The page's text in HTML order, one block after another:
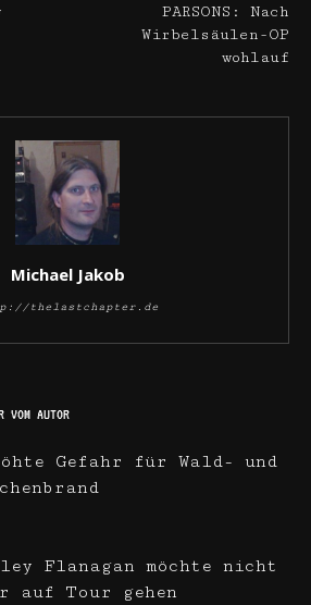
PARSONS: Nach
Wirbelsäulen-OP
wohlauf
Michael Jakob
thelastchapter.de
VOM AUTOR
Gefahr für Wald- und
Flanagan möchte nicht
auf Tour gehen